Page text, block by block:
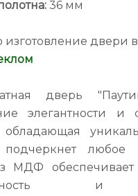
36 мм
изготовление двери
дверь
элегантности и
обладающая
любое
МДФ обеспечивает
и